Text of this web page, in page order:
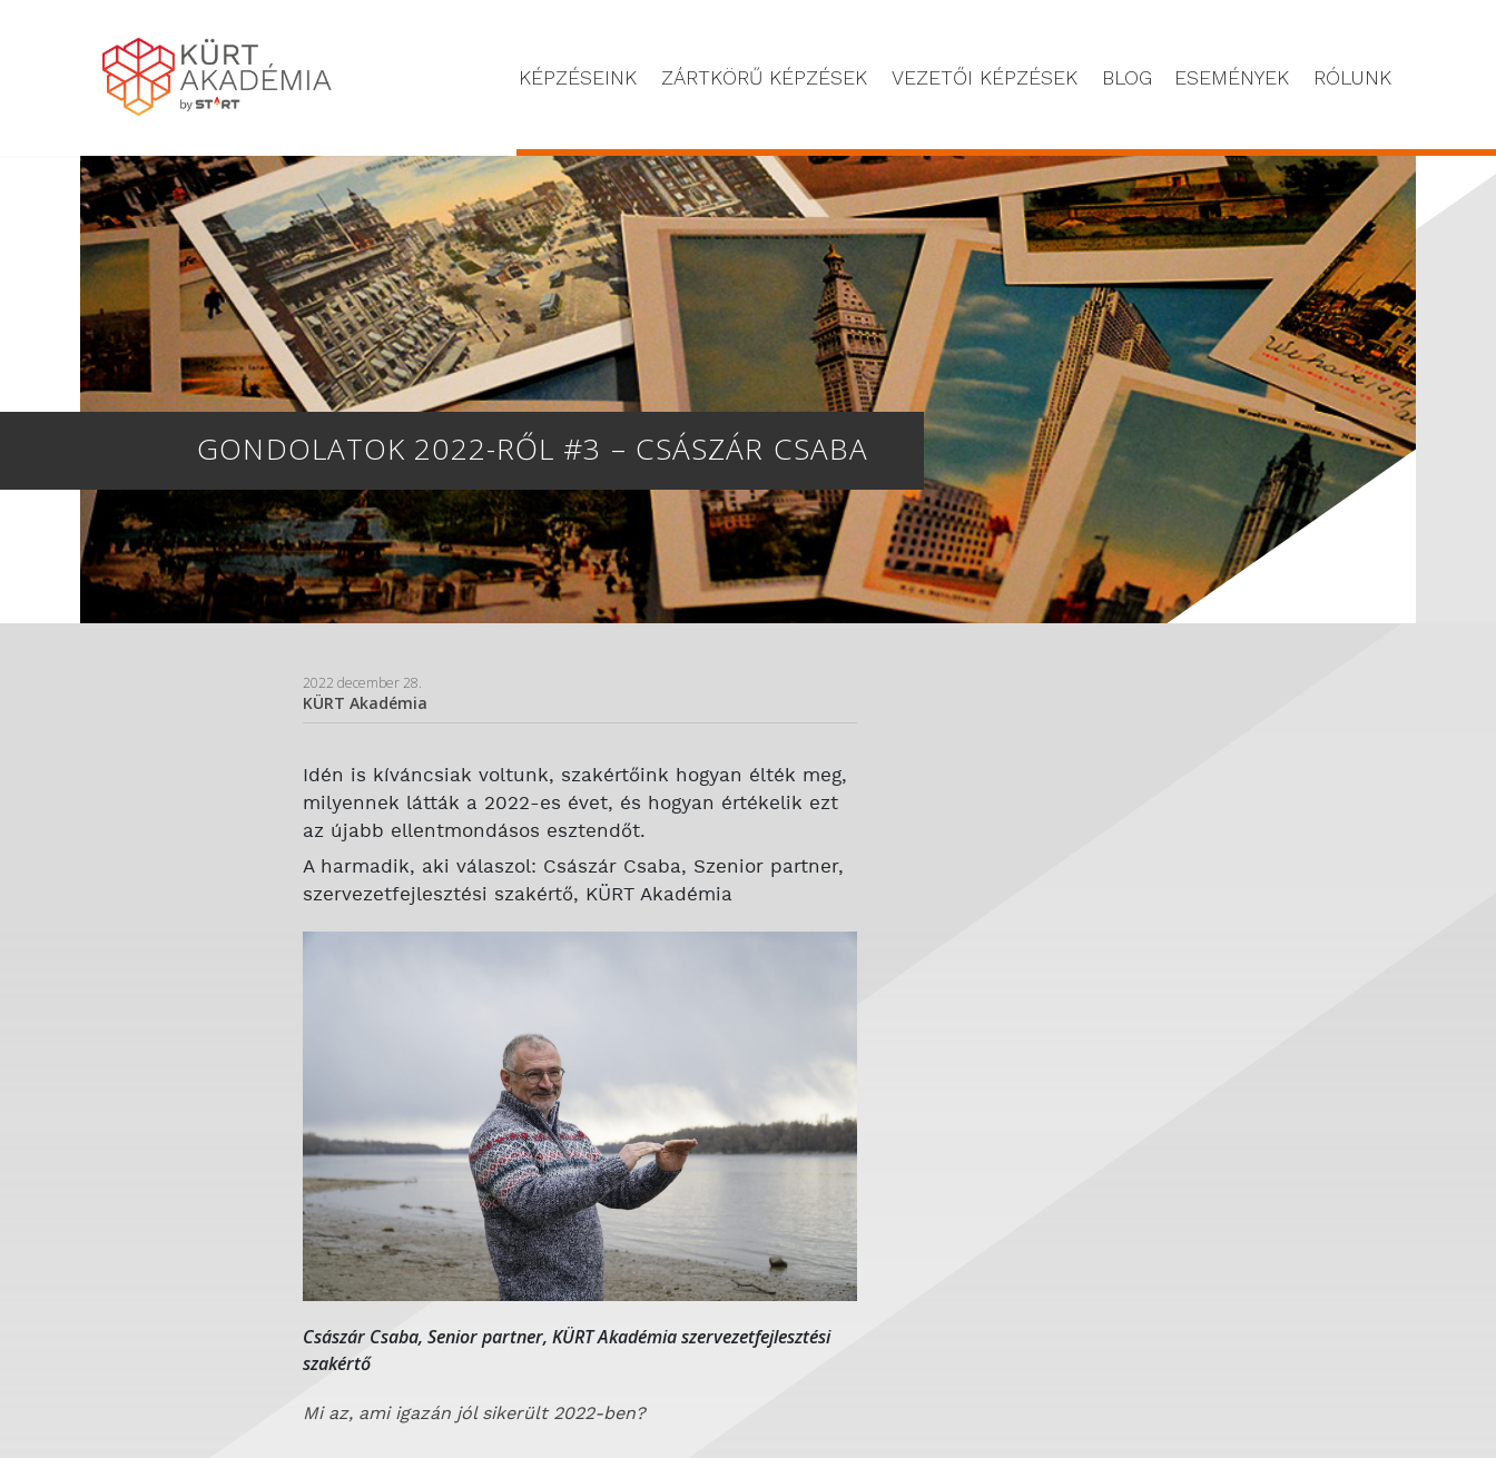
KÉPZÉSEINK ZÁRTKÖRŰ KÉPZÉSEK VEZETŐI KÉPZÉSEK BLOG ESEMÉNYEK RÓLUNK
GONDOLATOK 2022-RŐL #3 – CSÁSZÁR CSABA
2022 december 28.
KÜRT Akadémia
Idén is kíváncsiak voltunk, szakértőink hogyan élték meg,
milyennek látták a 2022-es évet, és hogyan értékelik ezt
az újabb ellentmondásos esztendőt.
A harmadik, aki válaszol: Császár Csaba, Szenior partner,
szervezetfejlesztési szakértő, KÜRT Akadémia
Császár Csaba, Senior partner, KÜRT Akadémia szervezetfejlesztési
szakértő
Mi az, ami igazán jól sikerült 2022-ben?